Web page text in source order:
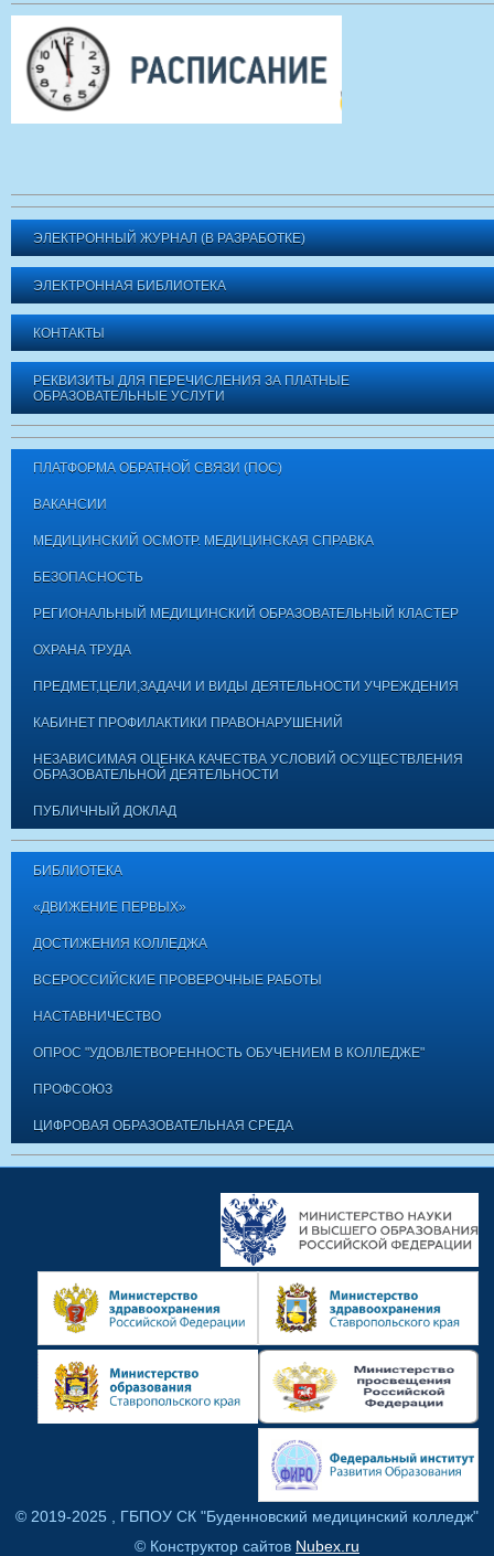
ЭЛЕКТРОННЫЙ ЖУРНАЛ (В РАЗРАБОТКЕ)
ЭЛЕКТРОННАЯ БИБЛИОТЕКА
КОНТАКТЫ
РЕКВИЗИТЫ ДЛЯ ПЕРЕЧИСЛЕНИЯ ЗА ПЛАТНЫЕ
ОБРАЗОВАТЕЛЬНЫЕ УСЛУГИ
ПЛАТФОРМА ОБРАТНОЙ СВЯЗИ (ПОС)
ВАКАНСИИ
МЕДИЦИНСКИЙ ОСМОТР. МЕДИЦИНСКАЯ СПРАВКА
БЕЗОПАСНОСТЬ
РЕГИОНАЛЬНЫЙ МЕДИЦИНСКИЙ ОБРАЗОВАТЕЛЬНЫЙ КЛАСТЕР
ОХРАНА ТРУДА
ПРЕДМЕТ,ЦЕЛИ,ЗАДАЧИ И ВИДЫ ДЕЯТЕЛЬНОСТИ УЧРЕЖДЕНИЯ
КАБИНЕТ ПРОФИЛАКТИКИ ПРАВОНАРУШЕНИЙ
НЕЗАВИСИМАЯ ОЦЕНКА КАЧЕСТВА УСЛОВИЙ ОСУЩЕСТВЛЕНИЯ
ОБРАЗОВАТЕЛЬНОЙ ДЕЯТЕЛЬНОСТИ
ПУБЛИЧНЫЙ ДОКЛАД
БИБЛИОТЕКА
«ДВИЖЕНИЕ ПЕРВЫХ»
ДОСТИЖЕНИЯ КОЛЛЕДЖА
ВСЕРОССИЙСКИЕ ПРОВЕРОЧНЫЕ РАБОТЫ
НАСТАВНИЧЕСТВО
ОПРОС "УДОВЛЕТВОРЕННОСТЬ ОБУЧЕНИЕМ В КОЛЛЕДЖЕ"
ПРОФСОЮЗ
ЦИФРОВАЯ ОБРАЗОВАТЕЛЬНАЯ СРЕДА
© 2019-2025 , ГБПОУ СК "Буденновский медицинский колледж"
© Конструктор сайтов Nubex.ru